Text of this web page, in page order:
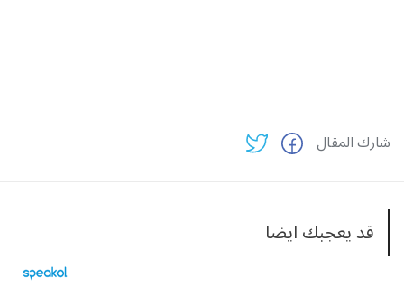
شارك المقال
قد يعجبك ايضا